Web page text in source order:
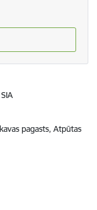
pagasts, Atpūtas